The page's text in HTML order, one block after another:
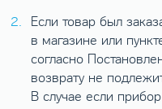
Если товар был
в магазине или
согласно
возврату не
В случае если